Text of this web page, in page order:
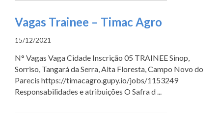
Vagas Trainee – Timac Agro
15/12/2021
N° Vagas Vaga Cidade Inscrição 05 TRAINEE Sinop,
Sorriso, Tangará da Serra, Alta Floresta, Campo Novo do
Parecis https://timacagro.gupy.io/jobs/1153249
Responsabilidades e atribuições O Safra d ...